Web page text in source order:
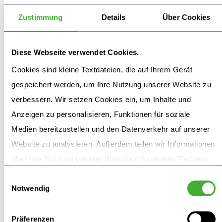
Zustimmung Details Über Cookies
Diese Webseite verwendet Cookies.
Cookies sind kleine Textdateien, die auf Ihrem Gerät
gespeichert werden, um Ihre Nutzung unserer Website zu
verbessern. Wir setzen Cookies ein, um Inhalte und
Anzeigen zu personalisieren, Funktionen für soziale
Medien bereitzustellen und den Datenverkehr auf unserer
Website zu analysieren. Außerdem teilen wir Informationen
über Ihre Nutzung unserer Website mit unseren Partnern
kombinieren diese Informationen möglicherweise mit
oder die sie im Rahmen Ihrer Nutzung ihrer Dienste
Notwendig
Präferenzen